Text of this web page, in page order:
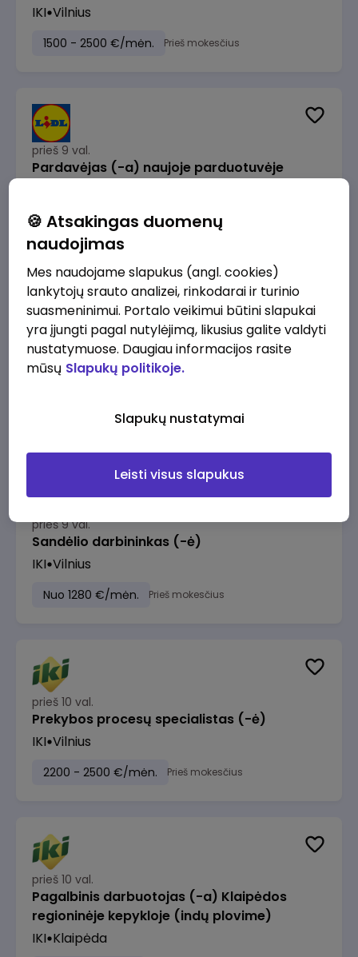
IKI Vilnius
1500 - 2500 €/mėn. Prieš mokesčius
prieš 9 val.
Pardavėjas (-a) naujoje parduotuvėje
1715 - 2170 €/mėn.
prieš 9 val.
Darbo užmokesčio buhalteris(ė)
3000 - 3650 €/mėn. Prieš mokesčius
prieš 9 val.
Sandėlio darbininkas (-ė)
IKI Vilnius
Nuo 1280 €/mėn. Prieš mokesčius
prieš 10 val.
Prekybos procesų specialistas (-ė)
IKI Vilnius
2200 - 2500 €/mėn. Prieš mokesčius
prieš 10 val.
Pagalbinis darbuotojas (-a) Klaipėdos
regioninėje kepykloje (indų plovime)
IKI Klaipėda
🍪 Atsakingas duomenų
naudojimas
Mes naudojame slapukus (angl. cookies)
lankytojų srauto analizei, rinkodarai ir turinio
suasmeninimui. Portalo veikimui būtini slapukai
yra įjungti pagal nutylėjimą, likusius galite valdyti
nustatymuose. Daugiau informacijos rasite
mūsų Slapukų politikoje.
Slapukų nustatymai
Leisti visus slapukus